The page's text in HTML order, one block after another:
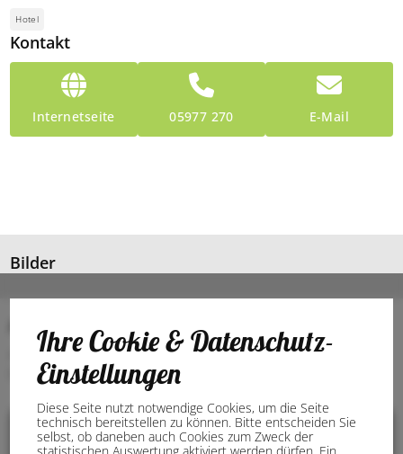
Hotel
Kontakt
Internetseite 05977 270 E-Mail
Bilder
Anschrift
48480 Spelle
Deutschland
Ihre Cookie & Datenschutz-
Einstellungen
Diese Seite nutzt notwendige Cookies, um die Seite
technisch bereitstellen zu können. Bitte entscheiden Sie
selbst, ob daneben auch Cookies zum Zweck der